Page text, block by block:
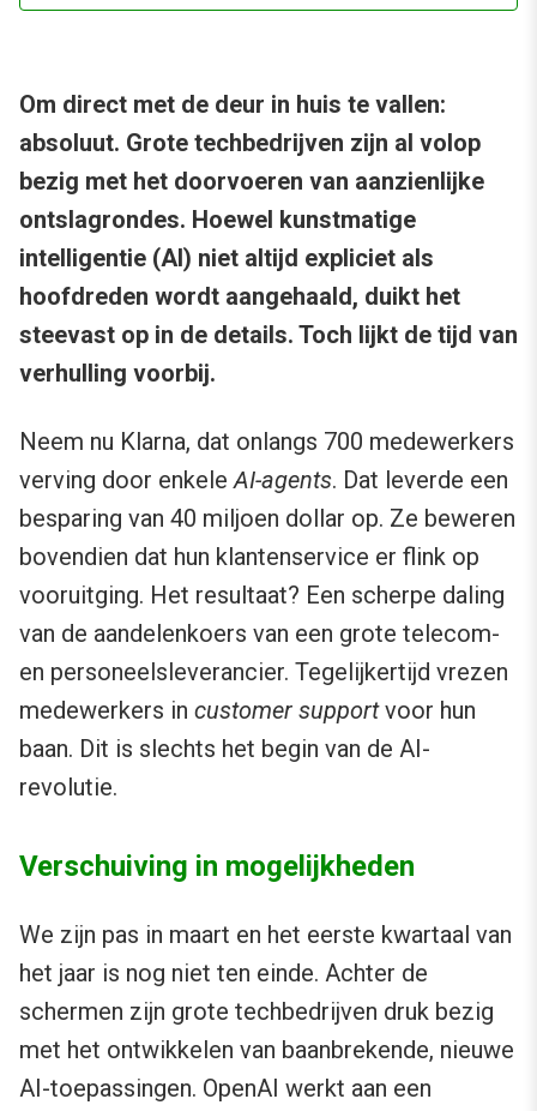
Om direct met de deur in huis te vallen:
absoluut. Grote techbedrijven zijn al volop
bezig met het doorvoeren van aanzienlijke
ontslagrondes. Hoewel kunstmatige
intelligentie (AI) niet altijd expliciet als
hoofdreden wordt aangehaald, duikt het
steevast op in de details. Toch lijkt de tijd van
verhulling voorbij.
Neem nu Klarna, dat onlangs 700 medewerkers
verving door enkeleAI-agents. Dat leverde een
besparing van 40 miljoen dollar op. Ze beweren
bovendien dat hun klantenservice er flink op
vooruitging. Het resultaat? Een scherpe daling
van de aandelenkoers van een grote telecom-
en personeelsleverancier. Tegelijkertijd vrezen
medewerkers in customer supportvoor hun
baan. Dit is slechts het begin van de AI-
revolutie.
Verschuiving in mogelijkheden
We zijn pas in maart en het eerste kwartaal van
het jaar is nog niet ten einde. Achter de
schermen zijn grote techbedrijven druk bezig
met het ontwikkelen van baanbrekende, nieuwe
AI-toepassingen. OpenAI werkt aan een